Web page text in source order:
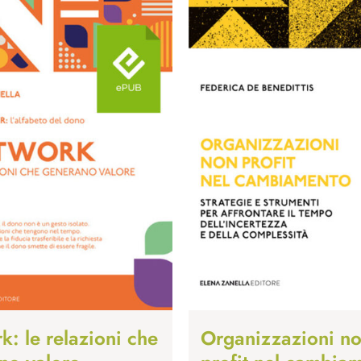
le relazioni che
Organizzazioni